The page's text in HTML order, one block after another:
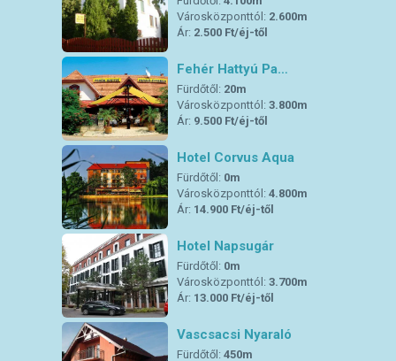
Városközponttól: 2.600m
Ár: 2.500 Ft/éj-től
Fehér Hattyú Pa…
Fürdőtől: 20m
Városközponttól: 3.800m
Ár: 9.500 Ft/éj-től
Hotel Corvus Aqua
Fürdőtől: 0m
Városközponttól: 4.800m
Ár: 14.900 Ft/éj-től
Hotel Napsugár
Fürdőtől: 0m
Városközponttól: 3.700m
Ár: 13.000 Ft/éj-től
Vascsacsi Nyaraló
Fürdőtől: 450m